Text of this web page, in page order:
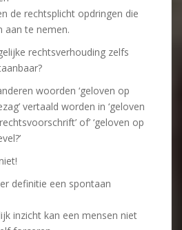
de rechtsplicht opdringen die
aan te nemen.
rechtsverhouding zelfs
woorden ‘geloven op
vertaald worden in ‘geloven
of’ ‘geloven op
definitie een spontaan
inzicht kan een mensen niet